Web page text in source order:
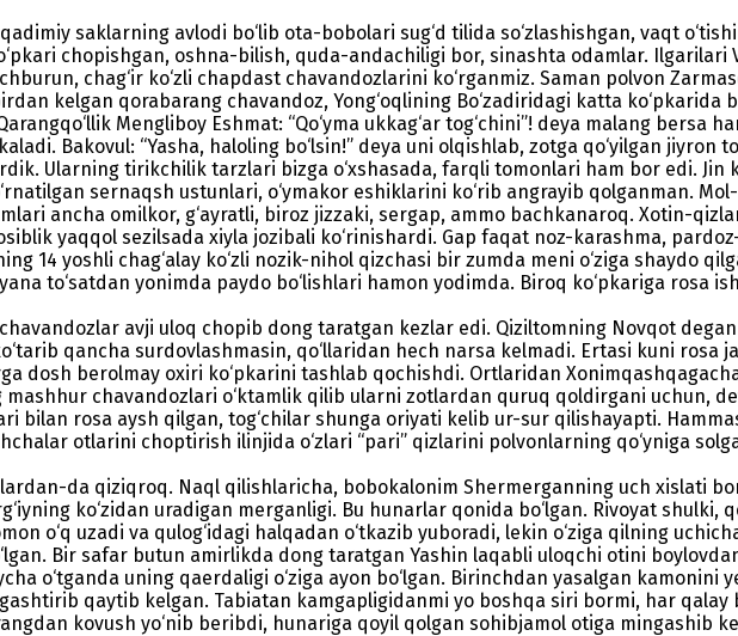
saklarning avlodi bo‘lib ota-bobolari sug‘d tilida so‘zlashishgan, vaqt
chopishgan, oshna-bilish, quda-andachiligi bor, sinashta odamlar. Ilgarilari
chag‘ir ko‘zli chapdast chavandozlarini ko‘rganmiz. Saman polvon
kelgan qorabarang chavandoz, Yong‘oqlining Bo‘zadiridagi katta ko‘pkarida
Mengliboy Eshmat: “Qo‘yma ukkag‘ar tog‘chini”! deya malang bersa
Bakovul: “Yasha, haloling bo‘lsin!” deya uni olqishlab, zotga qo‘yilgan jiyron
Ularning tirikchilik tarzlari bizga o‘xshasada, farqli tomonlari ham bor edi.
sernaqsh ustunlari, o‘ymakor eshiklarini ko‘rib angrayib qolganman.
ancha omilkor, g‘ayratli, biroz jizzaki, sergap, ammo bachkanaroq. Xotin-
yaqqol sezilsada xiyla jozibali ko‘rinishardi. Gap faqat noz-karashma,
14 yoshli chag‘alay ko‘zli nozik-nihol qizchasi bir zumda meni o‘ziga shaydo
to‘satdan yonimda paydo bo‘lishlari hamon yodimda. Biroq ko‘pkariga rosa
avji uloq chopib dong taratgan kezlar edi. Qiziltomning Novqot
qancha surdovlashmasin, qo‘llaridan hech narsa kelmadi. Ertasi kuni
dosh berolmay oxiri ko‘pkarini tashlab qochishdi. Ortlaridan
chavandozlari o‘ktamlik qilib ularni zotlardan quruq qoldirgani uchun,
bilan rosa aysh qilgan, tog‘chilar shunga oriyati kelib ur-sur qilishayapti.
otlarini choptirish ilinjida o‘zlari “pari” qizlarini polvonlarning qo‘yniga
da qiziqroq. Naql qilishlaricha, bobokalonim Shermerganning uch xislati
ko‘zidan uradigan merganligi. Bu hunarlar qonida bo‘lgan. Rivoyat shulki,
o‘q uzadi va qulog‘idagi halqadan o‘tkazib yuboradi, lekin o‘ziga qilning
Bir safar butun amirlikda dong taratgan Yashin laqabli uloqchi otini
o‘tganda uning qaerdaligi o‘ziga ayon bo‘lgan. Birinchdan yasalgan kamonini
qaytib kelgan. Tabiatan kamgapligidanmi yo boshqa siri bormi, har
kovush yo‘nib beribdi, hunariga qoyil qolgan sohibjamol otiga mingashib